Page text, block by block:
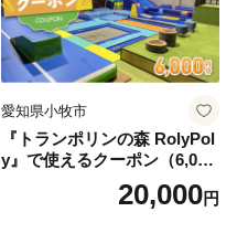
愛知県小牧市
『トランポリンの森 RolyPol
y』で使えるクーポン（6,000
20,000円